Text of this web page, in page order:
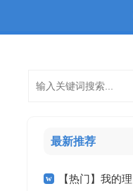
最新推荐
【热门】我的理